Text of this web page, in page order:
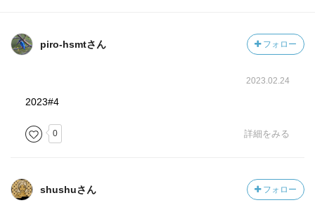
piro-hsmtさん フォロー
2023.02.24
2023#4
0 詳細をみる
shushuさん フォロー